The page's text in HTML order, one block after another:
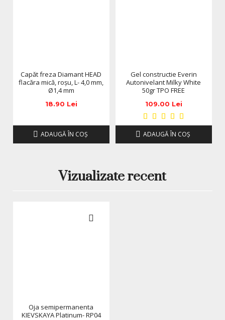
Integrandu-se perfect cu
gelul pentru constructie
, aceasta oja
semipermanenta Kievskaya iti permite sa obtii o
manichiura impecabila si stralucitoare fara prea
mult efort.
culorii pot varia in functie de monitor. Imaginile produselor
prezentate pe site sunt cu titlu de prezentare si pot diferi
modifica in functie de actualizarile producatorilor fara
Capăt freza Diamant HEAD
flacăra mică, roșu, L- 4,0 mm,
Ø1,4 mm
18.90 Lei
ADAUGĂ ÎN COŞ
Gel constructie Everin
Autonivelant Milky White
50gr TPO FREE
109.00 Lei
ADAUGĂ ÎN COŞ
Vizualizate recent
Oja semipermanenta
KIEVSKAYA Platinum- RP04